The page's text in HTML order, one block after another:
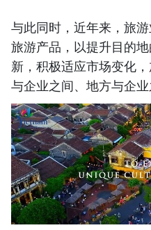
与此同时，近年来，旅
旅游产品，以提升目的
新，积极适应市场变化
与企业之间、地方与企业